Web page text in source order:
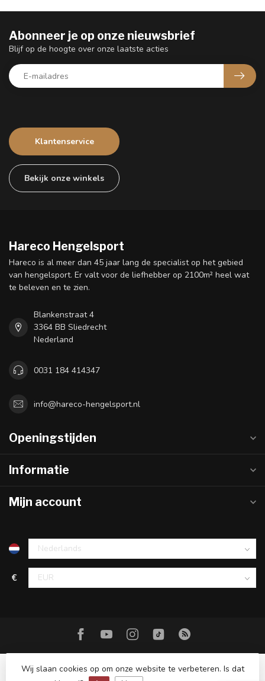
Klantenservice
Bekijk onze winkels
Abonneer je op onze nieuwsbrief
Blijf op de hoogte over onze laatste acties
Hareco Hengelsport
Hareco is al meer dan 45 jaar lang de specialist op het gebied
van hengelsport. Er valt voor de liefhebber op 2100m² heel wat
te beleven en te zien.
Blankenstraat 4
3364 BB Sliedrecht
Nederland
0031 184 414347
info@hareco-hengelsport.nl
Openingstijden
Informatie
Mijn account
€
Wij slaan cookies op om onze website te verbeteren. Is dat